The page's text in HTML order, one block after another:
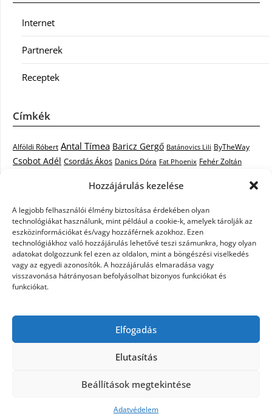
Hozzájárulás kezelése
A legjobb felhasználói élmény biztosítása érdekében olyan
technológiákat használunk, mint például a cookie-k, amelyek tárolják az
eszközinformációkat és/vagy hozzáférnek azokhoz. Ezen
technológiákhoz való hozzájárulás lehetővé teszi számunkra, hogy olyan
adatokat dolgozzunk fel ezen az oldalon, mint a böngészési viselkedés
vagy az egyedi azonosítók. A hozzájárulás elmaradása vagy
visszavonása hátrányosan befolyásolhat bizonyos funkciókat és
funkciókat.
Elfogadás
Elutasítás
Beállítások megtekintése
Adatvédelem
Internet
Partnerek
Receptek
Címkék
Alföldi Róbert Antal Tímea Baricz Gergő Batánovics Lili ByTheWay
Csobot Adél Csordás Ákos Danics Dóra Fat Phoenix Fehér Zoltán
Kovács László Stone
Krasznai Tünde Like LiL C. Malek Miklós mentor Muri Enikő
Nagy Feró Oláh Gergő Péterffy Lili Rocktenors RTL Klub
Cowell Szabó Dávid Szabó Ádám Szikora Róbert Takács Nikolas
Tarány Tamás Tóth Gabi Vastag Csaba Vastag Tamás
Kati X-factor X-FaktorX-Faktor videók
X-Faktor válogatásx faktor döntő Zámbó
©2026 X-Faktor Magyarországon 2014 – hírek –
WordPress Theme